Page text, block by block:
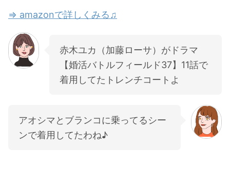
⇒ amazonで詳しくみる♫
赤木ユカ（加藤ローサ）がドラマ
【婚活バトルフィールド37】11話で
着用してたトレンチコートよ
アオシマとブランコに乗ってるシー
ンで着用してたわね♪